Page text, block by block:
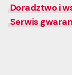
Doradztwo i
Serwis